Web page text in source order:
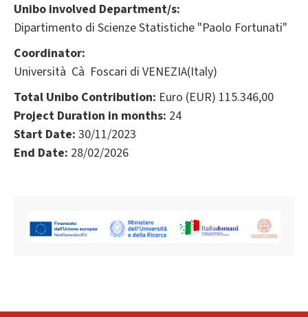
Unibo involved Department/s:
Dipartimento di Scienze Statistiche "Paolo Fortunati"
Coordinator:
Università Cà Foscari di VENEZIA(Italy)
Total Unibo Contribution: Euro (EUR) 115.346,00
Project Duration in months: 24
Start Date: 30/11/2023
End Date: 28/02/2026